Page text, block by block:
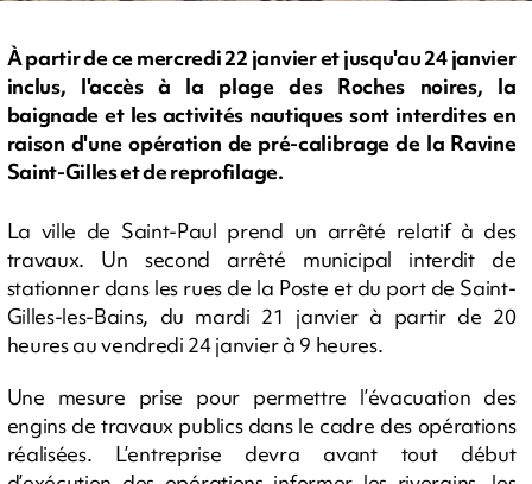
À partir de ce mercredi 22 janvier et jusqu'au 24 janvier
inclus, l'accès à la plage des Roches noires, la
baignade et les activités nautiques sont interdites en
raison d'une opération de pré-calibrage de la Ravine
Saint-Gilles et de reprofilage.
La ville de Saint-Paul prend un arrêté relatif à des
travaux. Un second arrêté municipal interdit de
stationner dans les rues de la Poste et du port de Saint-
Gilles-les-Bains, du mardi 21 janvier à partir de 20
heures au vendredi 24 janvier à 9 heures.
Une mesure prise pour permettre l’évacuation des
engins de travaux publics dans le cadre des opérations
réalisées. L’entreprise devra avant tout début